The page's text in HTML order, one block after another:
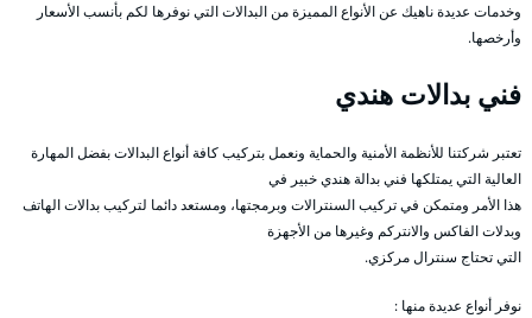
وخدمات عديدة ناهيك عن الأنواع المميزة من البدالات التي نوفرها لكم بأنسب الأسعار
وأرخصها.
فني بدالات هندي
تعتبر شركتنا للأنظمة الأمنية والحماية ونعمل بتركيب كافة أنواع البدالات بفضل المهارة
العالية التي يمتلكها فني بدالة هندي خبير في
هذا الأمر ومتمكن في تركيب السنترالات وبرمجتها، ومستعد دائما لتركيب بدالات الهاتف
وبدلات الفاكس والانتركم وغيرها من الأجهزة
التي تحتاج سنترال مركزي.
نوفر أنواع عديدة منها :